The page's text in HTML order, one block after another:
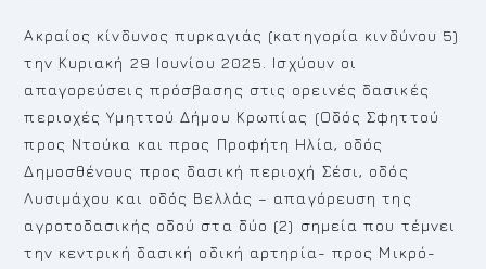
Ακραίος κίνδυνος πυρκαγιάς (κατηγορία κινδύνου 5)
την Κυριακή 29 Ιουνίου 2025. Ισχύουν οι
απαγορεύσεις πρόσβασης στις ορεινές δασικές
περιοχές Υμηττού Δήμου Κρωπίας (Οδός Σφηττού
προς Ντούκα και προς Προφήτη Ηλία, οδός
Δημοσθένους προς δασική περιοχή Σέσι, οδός
Λυσιμάχου και οδός Βελλάς – απαγόρευση της
αγροτοδασικής οδού στα δύο (2) σημεία που τέμνει
την κεντρική δασική οδική αρτηρία- προς Μικρό-